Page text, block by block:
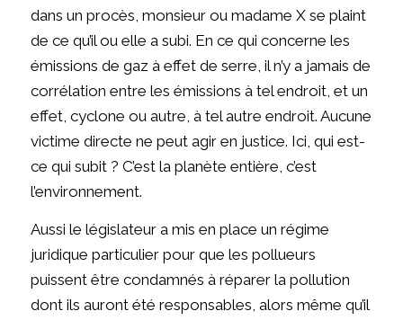
dans un procès, monsieur ou madame X se plaint
de ce qu’il ou elle a subi. En ce qui concerne les
émissions de gaz à effet de serre, il n’y a jamais de
corrélation entre les émissions à tel endroit, et un
effet, cyclone ou autre, à tel autre endroit. Aucune
victime directe ne peut agir en justice. Ici, qui est-
ce qui subit ? C’est la planète entière, c’est
l’environnement.
Aussi le législateur a mis en place un régime
juridique particulier pour que les pollueurs
puissent être condamnés à réparer la pollution
dont ils auront été responsables, alors même qu’il